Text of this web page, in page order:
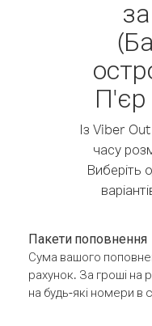
П'єр
Із Viber
часу
Виберіть
Пакети поповнення
Сума вашого
рахунок. За гроші на
на будь-які номери в